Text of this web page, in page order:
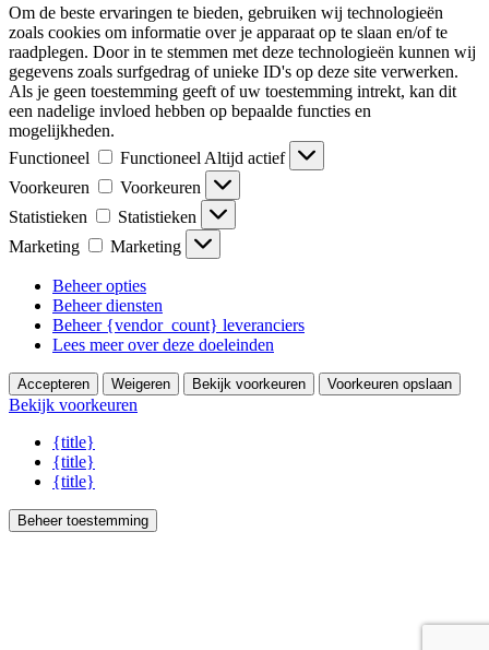
Om de beste ervaringen te bieden, gebruiken wij technologieën
zoals cookies om informatie over je apparaat op te slaan en/of te
raadplegen. Door in te stemmen met deze technologieën kunnen wij
gegevens zoals surfgedrag of unieke ID's op deze site verwerken.
Als je geen toestemming geeft of uw toestemming intrekt, kan dit
een nadelige invloed hebben op bepaalde functies en
mogelijkheden.
Functioneel
Functioneel Altijd actief
Voorkeuren
Voorkeuren
Statistieken
Statistieken
Marketing
Marketing
Beheer opties
Beheer diensten
Beheer {vendor_count} leveranciers
Lees meer over deze doeleinden
Accepteren Weigeren Bekijk voorkeuren Voorkeuren opslaan
Bekijk voorkeuren
{title}
{title}
{title}
Beheer toestemming